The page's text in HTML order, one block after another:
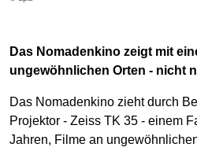
Das Nomadenkino zeigt mit
ungewöhnlichen Orten - nicht
Das Nomadenkino zieht durch
Projektor - Zeiss TK 35 - einem
Jahren, Filme an